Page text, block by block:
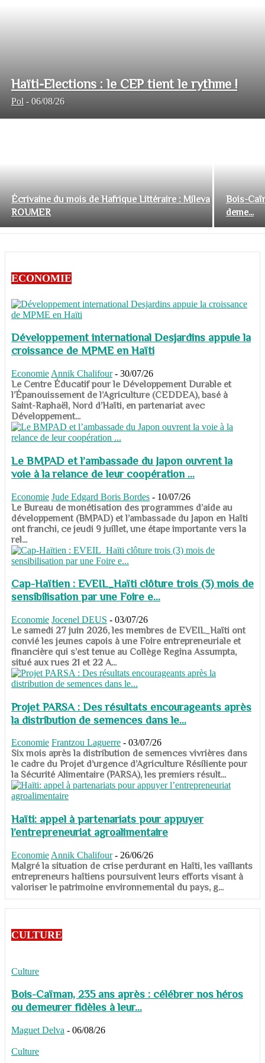
Haïti-Elections : le CEP tient le rythme !
Pol - 06/08/26
Écrivaine du mois de Hafrique Littéraire : Mileva
ROUMER
Bois-
deme...
ECONOMIE
Développement international Desjardins appuie la
croissance de MPME en Haïti
Economie Annik Chalifour - 30/07/26
​​​​​​​Le Centre Éducatif pour le Développement Durable et
l’Épanouissement de l’Agriculture (CEDDEA), basé à
Saint-Raphaël, Nord d’Haïti, en partenariat avec
Développement...
Le BMPAD et l’ambassade du Japon ouvrent la
voie à la relance de leur coopération ...
Economie Jude Edgard Boris Bordes - 10/07/26
​​​​​​​Le Bureau de monétisation des programmes d’aide au
développement (BMPAD) et l’ambassade du Japon en Haïti
ont franchi, ce jeudi 9 juillet, une étape importante vers la
rel...
Cap-Haïtien : EVEIL_Haïti clôture trois (3) mois de
sensibilisation par une Foire e...
Economie Jocenel DEUS - 03/07/26
Le samedi 27 juin 2026, les membres de EVEIL_Haïti ont
convié les jeunes capois à une Foire entrepreneuriale et
financière qui s’est tenue au Collège Regina Assumpta,
situé aux rues 21 et 22 A...
Projet PARSA : Des résultats encourageants après
la distribution de semences dans le...
Economie Frantzou Laguerre - 03/07/26
​​​​​​​Six mois après la distribution de semences vivrières dans
le cadre du Projet d’urgence d’Agriculture Résiliente pour
la Sécurité Alimentaire (PARSA), les premiers résult...
Haïti: appel à partenariats pour appuyer
l’entrepreneuriat agroalimentaire
Economie Annik Chalifour - 26/06/26
​​​​​​​Malgré la situation de crise perdurant en Haïti, les vaillants
entrepreneurs haïtiens poursuivent leurs efforts visant à
valoriser le patrimoine environnemental du pays, g...
CULTURE
Culture
Bois-Caïman, 235 ans après : célébrer nos héros
ou demeurer fidèles à leur...
Maguet Delva - 06/08/26
Culture